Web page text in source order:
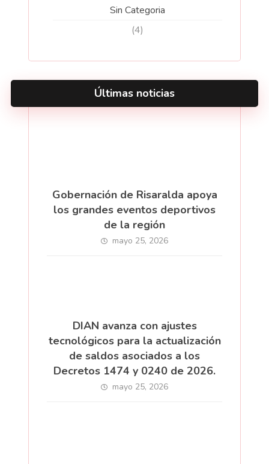
Sin Categoria
(4)
Últimas noticias
Gobernación de Risaralda apoya
los grandes eventos deportivos
de la región
mayo 25, 2026
DIAN avanza con ajustes
tecnológicos para la actualización
de saldos asociados a los
Decretos 1474 y 0240 de 2026.
mayo 25, 2026